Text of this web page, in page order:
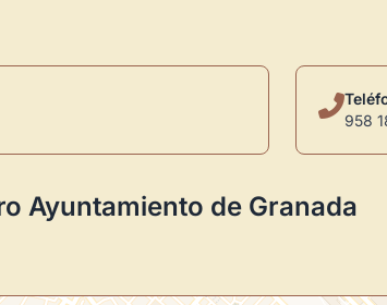
958
Ayuntamiento de Granada
Novedad:
centro de control